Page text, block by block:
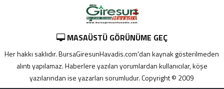
MASAÜSTÜ GÖRÜNÜME GEÇ
Her hakkı saklıdır. BursaGiresunHavadis.com'dan kaynak gösterilmeden
alıntı yapılamaz. Haberlere yazılan yorumlardan kullanıcılar, köşe
yazılarından ise yazarları sorumludur. Copyright © 2009